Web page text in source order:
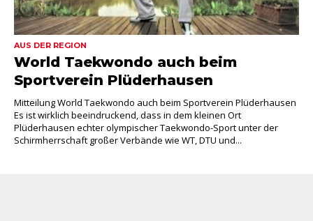
AUS DER REGION
World Taekwondo auch beim
Sportverein Plüderhausen
Mitteilung World Taekwondo auch beim Sportverein Plüderhausen
Es ist wirklich beeindruckend, dass in dem kleinen Ort
Plüderhausen echter olympischer Taekwondo-Sport unter der
Schirmherrschaft großer Verbände wie WT, DTU und...